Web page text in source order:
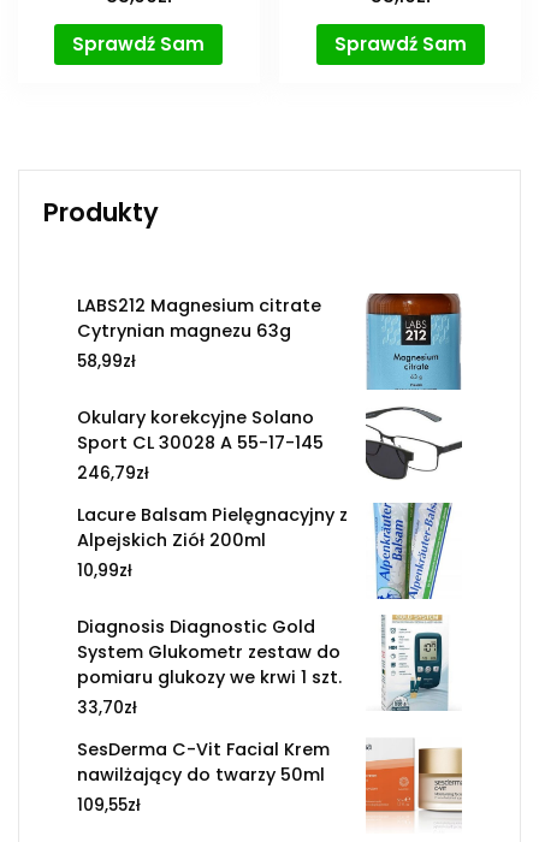
Sprawdź Sam
Sprawdź Sam
Produkty
LABS212 Magnesium citrate
Cytrynian magnezu 63g
58,99zł
Okulary korekcyjne Solano
Sport CL 30028 A 55-17-145
246,79zł
Lacure Balsam Pielęgnacyjny z
Alpejskich Ziół 200ml
10,99zł
Diagnosis Diagnostic Gold
System Glukometr zestaw do
pomiaru glukozy we krwi 1 szt.
33,70zł
SesDerma C-Vit Facial Krem
nawilżający do twarzy 50ml
109,55zł